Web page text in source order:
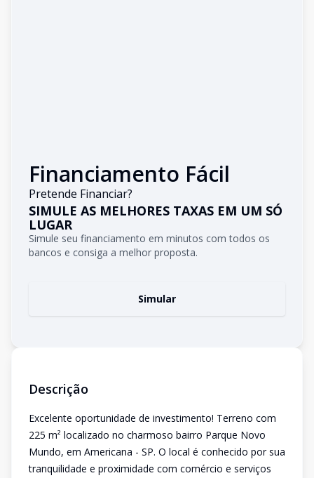
Financiamento Fácil
Pretende Financiar?
SIMULE AS MELHORES TAXAS EM UM SÓ
LUGAR
Simule seu financiamento em minutos com todos os
bancos e consiga a melhor proposta.
Simular
Descrição
Excelente oportunidade de investimento! Terreno com
225 m² localizado no charmoso bairro Parque Novo
Mundo, em Americana - SP. O local é conhecido por sua
tranquilidade e proximidade com comércio e serviços